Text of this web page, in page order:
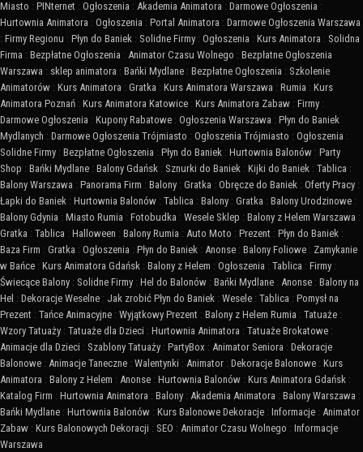
Miasto : PINternet : Ogłoszenia : Akademia Animatora : Darmowe Ogłoszenia :
Hurtownia Animatora : Ogłoszenia : Portal Animatora : Darmowe Ogłoszenia Warszawa
: Firmy Regionu : Płyn do Baniek : Solidne Firmy : Ogłoszenia : Kurs Animatora : Solidna
Firma : Bezpłatne Ogłoszenia : Animator Czasu Wolnego : Bezpłatne Ogłoszenia
Warszawa : sklep animatora : Bańki Mydlane : Bezpłatne Ogłoszenia : Szkolenie
Animatorów : Kurs Animatora : Gratka : Kurs Animatora Warszawa : Rumia : Kurs
Animatora Poznań : Kurs Animatora Katowice : Kurs Animatora Zabaw : Firmy :
Darmowe Ogłoszenia : Kupony Rabatowe : Ogłoszenia Warszawa : Płyn do Baniek
Mydlanych : Darmowe Ogłoszenia Trójmiasto : Ogłoszenia Trójmiasto : Ogłoszenia :
Solidne Firmy : Bezpłatne Ogłoszenia : Płyn do Baniek : Hurtownia Balonów : Party
Shop : Bańki Mydlane : Balony Gdańsk : Sznurki do Baniek : Kijki do Baniek : Tablica :
Balony Warszawa : Panorama Firm : Balony : Gratka : Obręcze do Baniek : Oferty Pracy :
Łapki do Baniek : Hurtownia Balonów : Tablica : Balony : Gratka : Balony Urodzinowe :
Balony Gdynia : Miasto Rumia : Fotobudka : Wesele Sklep : Balony z Helem Warszawa :
Gratka : Tablica : Halloween : Balony Rumia : Auto Moto : Prezent : Płyn do Baniek :
Baza Firm : Gratka : Ogłoszenia : Płyn do Baniek : Anonse : Balony Foliowe : Zamykanie
w Bańce : Kurs Animatora Gdańsk : Balony z Helem : Ogłoszenia : Tablica : Firmy :
Świecące Balony : Solidne Firmy : Hel do Balonów : Bańki Mydlane : Anonse : Balony na
Hel : Dekoracje Weselne : Jak zrobić Płyn do Baniek : Wesele : Tablica : Pomysł na
Prezent : Tańce Animacyjne : Wyjątkowy Prezent : Balony z Helem Rumia : Tatuaże :
Wzory Tatuaży : Tatuaże dla Dzieci : Hurtownia Animatora : Tatuaże Brokatowe :
Animacje dla Dzieci : Szablony Tatuaży : PartyBox : Animator Seniora : Dekoracje
Balonowe : Animacje Taneczne : Walentynki : Animator : Dekoracje Balonowe : Kurs
Animatora : Balony z Helem : Anonse : Hurtownia Balonów : Kurs Animatora Gdańsk :
Katalog Firm : Hurtownia Animatora : Balony : Akademia Animatora : Balony Warszawa :
Bańki Mydlane : Hurtownia Balonów : Kurs Balonowe Dekoracje : Informacje : Animator
Zabaw : Kurs Balonowych Dekoracji : SEO : Animator Czasu Wolnego : Informacje
Warszawa